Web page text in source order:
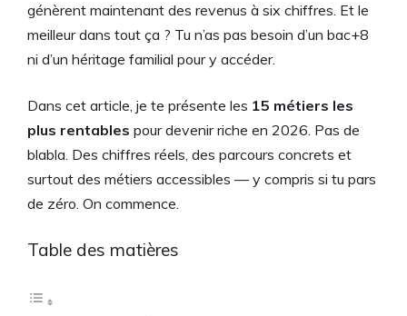
génèrent maintenant des revenus à six chiffres. Et le
meilleur dans tout ça ? Tu n’as pas besoin d’un bac+8
ni d’un héritage familial pour y accéder.
Dans cet article, je te présente les 15 métiers les
plus rentables pour devenir riche en 2026. Pas de
blabla. Des chiffres réels, des parcours concrets et
surtout des métiers accessibles — y compris si tu pars
de zéro. On commence.
Table des matières